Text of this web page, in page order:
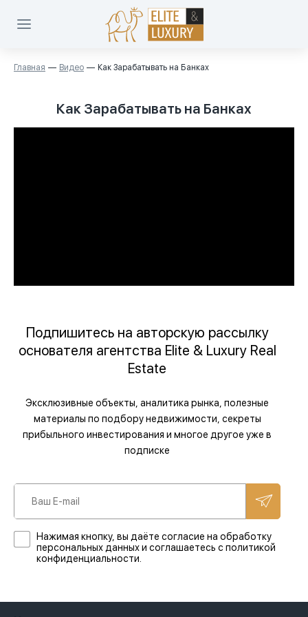
Главная Видео Как Зарабатывать на Банках
Как Зарабатывать на Банках
Подпишитесь на авторскую рассылку
основателя агентства Elite & Luxury Real
Estate
Эксклюзивные объекты, аналитика рынка, полезные
материалы по подбору недвижимости, секреты
прибыльного инвестирования и многое другое уже в
подписке
Нажимая кнопку, вы даёте согласие на обработку
персональных данных и соглашаетесь с политикой
конфиденциальности.